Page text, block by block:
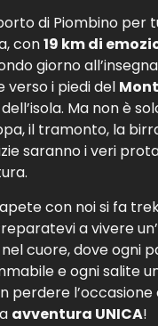
di Piombino per
con19 km di
giorno
verso i piedi del
Ma non è
il tramonto, la
saranno i veri
con noi si fa
a vivere
cuore, dove ogni
e ogni salite
perdere l’occasione
avventura UNICA!